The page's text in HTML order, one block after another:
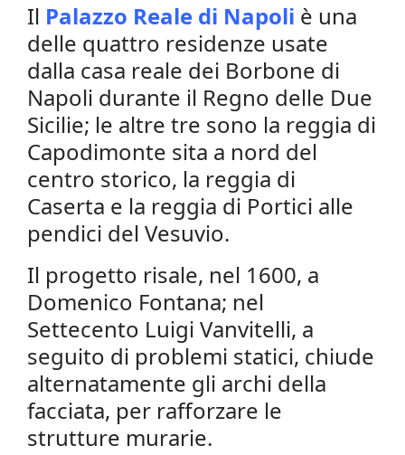
Il Palazzo Reale di Napoli è una
delle quattro residenze usate
dalla casa reale dei Borbone di
Napoli durante il Regno delle Due
Sicilie; le altre tre sono la reggia di
Capodimonte sita a nord del
centro storico, la reggia di
Caserta e la reggia di Portici alle
pendici del Vesuvio.
Il progetto risale, nel 1600, a
Domenico Fontana; nel
Settecento Luigi Vanvitelli, a
seguito di problemi statici, chiude
alternatamente gli archi della
facciata, per rafforzare le
strutture murarie.